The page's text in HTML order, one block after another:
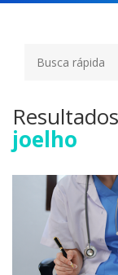
joelho